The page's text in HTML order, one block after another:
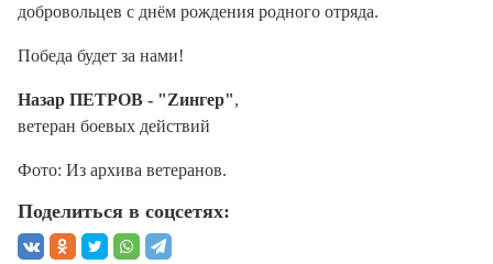
добровольцев с днём рождения родного отряда.
Победа будет за нами!
Назар ПЕТРОВ - "Zингер",
ветеран боевых действий
Фото: Из архива ветеранов.
Поделиться в соцсетях: